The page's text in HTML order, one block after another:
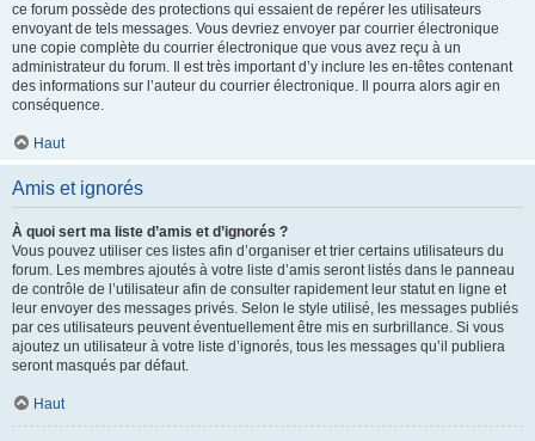
ce forum possède des protections qui essaient de repérer les utilisateurs
envoyant de tels messages. Vous devriez envoyer par courrier électronique
une copie complète du courrier électronique que vous avez reçu à un
administrateur du forum. Il est très important d’y inclure les en-têtes contenant
des informations sur l’auteur du courrier électronique. Il pourra alors agir en
conséquence.
Haut
Amis et ignorés
À quoi sert ma liste d’amis et d’ignorés ?
Vous pouvez utiliser ces listes afin d’organiser et trier certains utilisateurs du
forum. Les membres ajoutés à votre liste d’amis seront listés dans le panneau
de contrôle de l’utilisateur afin de consulter rapidement leur statut en ligne et
leur envoyer des messages privés. Selon le style utilisé, les messages publiés
par ces utilisateurs peuvent éventuellement être mis en surbrillance. Si vous
ajoutez un utilisateur à votre liste d’ignorés, tous les messages qu’il publiera
seront masqués par défaut.
Haut